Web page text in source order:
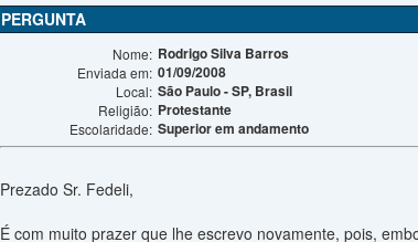
PERGUNTA
Nome: Rodrigo Silva Barros
Enviada em: 01/09/2008
Local: São Paulo - SP, Brasil
Religião: Protestante
Escolaridade: Superior em andamento
Prezado Sr. Fedeli,
É com muito prazer que lhe escrevo novamente, pois,